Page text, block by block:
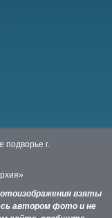
подворье г.
взяты
автором фото и не